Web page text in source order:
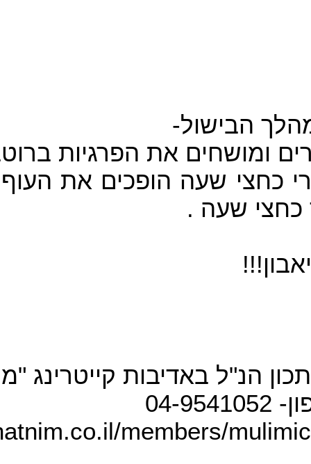
הבישול-
ומושחים את הפרגיות
כחצי שעה הופכים את
כחצי שעה .
הנ"ל באדיבות קייטרינג
members/